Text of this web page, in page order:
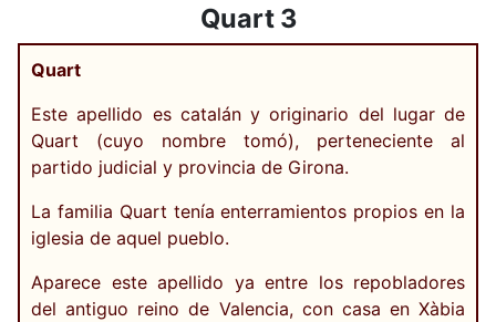
Quart 3
Quart
Este apellido es catalán y originario del lugar de
Quart (cuyo nombre tomó), perteneciente al
partido judicial y provincia de Girona.
La familia Quart tenía enterramientos propios en la
iglesia de aquel pueblo.
Aparece este apellido ya entre los repobladores
del antiguo reino de Valencia, con casa en Xàbia